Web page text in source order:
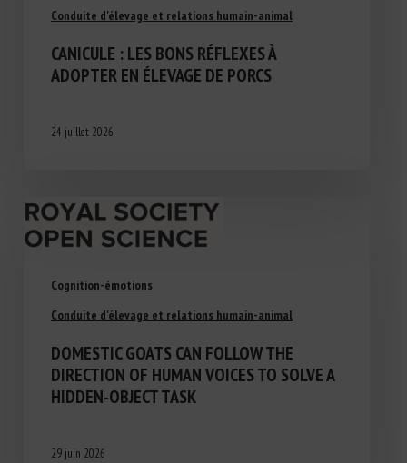
Conduite d'élevage et relations humain-animal
CANICULE : LES BONS RÉFLEXES À
ADOPTER EN ÉLEVAGE DE PORCS
24 juillet 2026
Cognition-émotions
Conduite d'élevage et relations humain-animal
DOMESTIC GOATS CAN FOLLOW THE
DIRECTION OF HUMAN VOICES TO SOLVE A
HIDDEN-OBJECT TASK
29 juin 2026